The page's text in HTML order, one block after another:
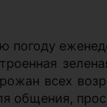
погоду
всех
общения,